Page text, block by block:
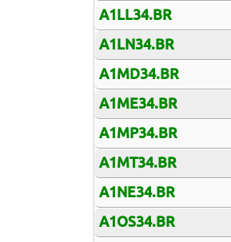
A1LL34.BR
A1LN34.BR
A1MD34.BR
A1ME34.BR
A1MP34.BR
A1MT34.BR
A1NE34.BR
A1OS34.BR